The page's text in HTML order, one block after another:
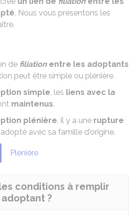
. Nous vous présentons les
de filiationentre les adoptants
peut être simple ou plénière.
simple, les liens avec la
maintenus.
plénière, il y a une rupture
avec sa famille d'origine.
Plénière
conditions à remplir
?